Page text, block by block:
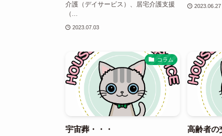
介護（デイサービス）、居宅介護支援
（...
2023.07.03
2023.06.27
コラム
宇宙葬・・・
高齢者の